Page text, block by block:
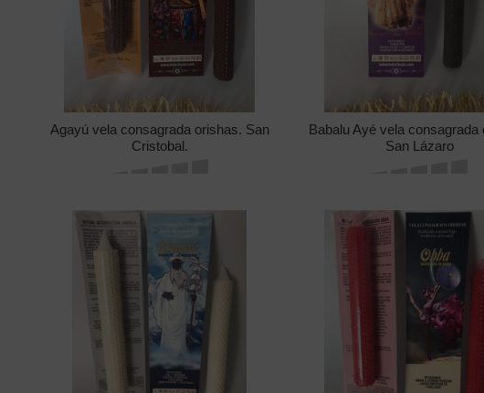
Agayú vela consagrada orishas. San
Cristobal.
Babalu Ayé vela consagrada
San Lázaro